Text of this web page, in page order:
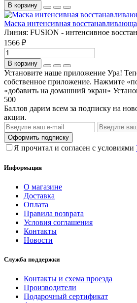
В корзину
Маска интенсивная
Линия: FUSION - интенсивное
1566 ₽
В корзину
Установите наше приложение Ура!
собственное приложение. Нажмите
«добавить на домашний экран»
500
Баллов дарим всем за подписку на
акции.
Оформить подписку
Я прочитал и согласен с условиями
Информация
О магазине
Доставка
Оплата
Правила возврата
Условия соглашения
Контакты
Новости
Служба поддержки
Контакты и схема проезда
Производители
Подарочный сертификат